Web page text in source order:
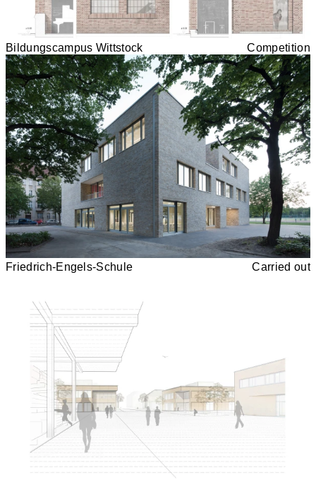
Bildungscampus Wittstock Competition
Friedrich-Engels-Schule Carried out